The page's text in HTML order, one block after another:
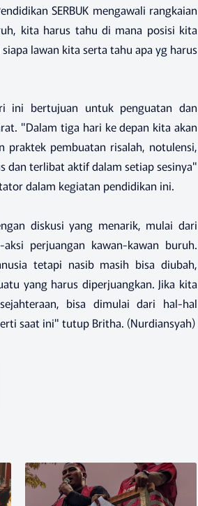
SERBUK mengawali rangkaian
kita harus tahu di mana posisi kita
lawan kita serta tahu apa yg harus
ini bertujuan untuk penguatan dan
"Dalam tiga hari ke depan kita akan
praktek pembuatan risalah, notulensi,
dan terlibat aktif dalam setiap sesinya"
dalam kegiatan pendidikan ini.
diskusi yang menarik, mulai dari
perjuangan kawan-kawan buruh.
tetapi nasib masih bisa diubah,
yang harus diperjuangkan. Jika kita
bisa dimulai dari hal-hal
saat ini" tutup Britha. (Nurdiansyah)